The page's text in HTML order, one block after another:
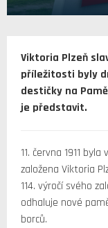
Viktoria Plzeň
příležitosti byly
destičky na
je představit.
11. června 1911
založena Viktoria
114. výročí svého
odhaluje nové
borců.